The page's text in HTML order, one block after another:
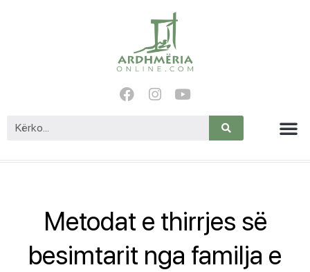
Metodat e thirrjes së
besimtarit nga familja e